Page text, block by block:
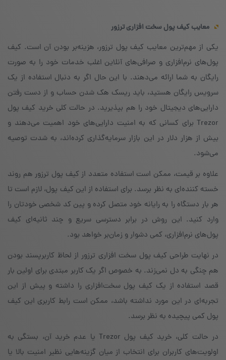
معایب کیف پول سخت افزاری ترزور
یکی از مهم‌ترین معایب کیف پول ترزور، هزینه‌بر بودن آن است. کیف
پول‌های نرم‌افزاری و صرافی‌های آنلاین اغلب خدمات خود را به صورت
رایگان به شما ارائه می‌دهند. با این حال اگر به دنبال استفاده از یک
سرویس رایگان هستید، باید ریسک هک شدن حساب و از دست رفتن
دارایی‌های دیجیتال خود را هم بپذیرید. در حالت کلی خرید کیف پول
Trezor برای کسانی که به امنیت دارایی‌های خود اهمیت می‌دهند و
بیش از هزار دلار در این بازار سرمایه‌گذاری کرده‌اند، به شدت توصیه
می‌شود.
علاوه بر قیمت، ممکن است استفاده متعدد از کیف پول ترزور هم روند
خسته کننده‌ای به نظر برسد. برای استفاده از این کیف پول، لازم است تا
هر بار دستگاه را به رایانه خود متصل کرده و پین کد شخصی خودتان را
وارد کنید. این روش در برابر دسترسی سریع و چند ثانیه‌ای کیف
پول‌های نرم‌افزاری، کمی دشوار و زمان‌بر خواهد بود.
در نهایت طراحی کیف پول سخت افزاری ترزور از لحاظ کاربرپسند بودن
هم چنگی به دل نمی‌زند. به خصوص اگر یک کاربر مبتدی برای اولین بار
قصد استفاده از یک کیف پول سخت‌افزاری را داشته و پیش از این
تجربه‌ای در این مورد نداشته باشد، ممکن است رابط کاربری این کیف
پول کمی پیچیده به نظر برسد.
در حالت کلی، خرید کیف پول Trezor یا عدم خرید آن، بستگی به
اولویت‌های کاربران برای انتخاب از میان گزینه‌هایی نظیر امنیت بالا یا